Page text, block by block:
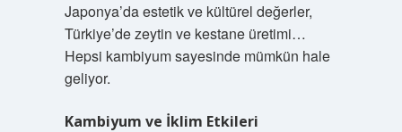
Japonya’da estetik ve kültürel değerler,
Türkiye’de zeytin ve kestane üretimi…
Hepsi kambiyum sayesinde mümkün hale
geliyor.
Kambiyum ve İklim Etkileri